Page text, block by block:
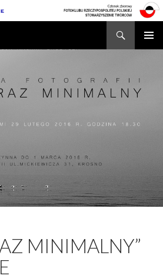
MINIMALNY”